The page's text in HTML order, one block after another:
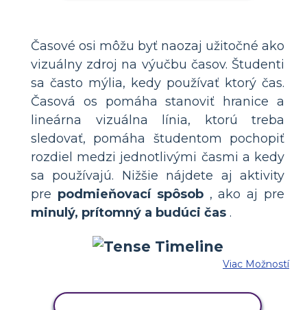
Časové osi môžu byť naozaj užitočné ako
vizuálny zdroj na výučbu časov. Študenti
sa často mýlia, kedy používať ktorý čas.
Časová os pomáha stanoviť hranice a
lineárna vizuálna línia, ktorú treba
sledovať, pomáha študentom pochopiť
rozdiel medzi jednotlivými časmi a kedy
sa používajú. Nižšie nájdete aj aktivity
pre podmieňovací spôsob, ako aj pre
minulý, prítomný a budúci čas .
Viac Možností